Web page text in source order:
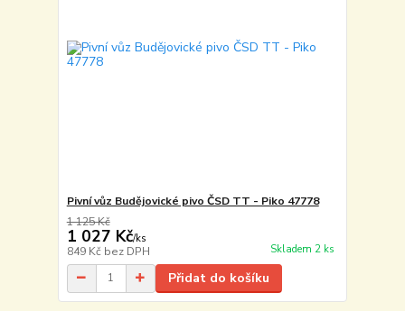
Pivní vůz Budějovické pivo ČSD TT - Piko 47778
1 125 Kč
1 027 Kč/ks
849 Kč bez DPH Skladem 2 ks
Přidat do košíku